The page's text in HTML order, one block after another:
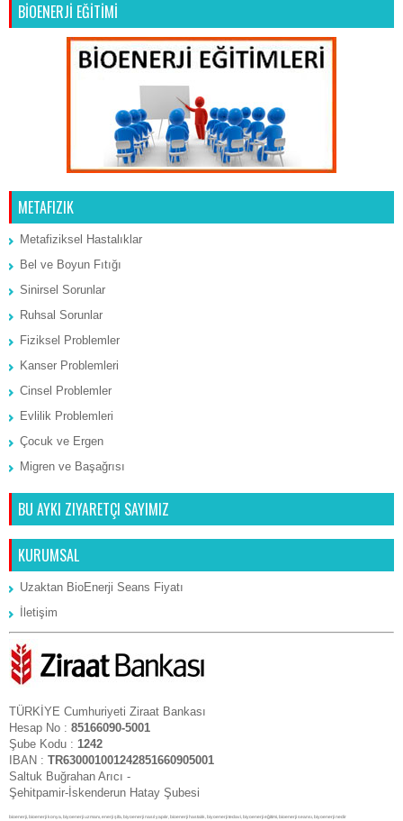
BİOENERJİ EĞİTİMİ
METAFIZIK
Metafiziksel Hastalıklar
Bel ve Boyun Fıtığı
Sinirsel Sorunlar
Ruhsal Sorunlar
Fiziksel Problemler
Kanser Problemleri
Cinsel Problemler
Evlilik Problemleri
Çocuk ve Ergen
Migren ve Başağrısı
BU AYKI ZIYARETÇI SAYIMIZ
KURUMSAL
Uzaktan BioEnerji Seans Fiyatı
İletişim
TÜRKİYE Cumhuriyeti Ziraat Bankası
Hesap No : 85166090-5001
Şube Kodu : 1242
IBAN : TR630001001242851660905001
Saltuk Buğrahan Arıcı -
Şehitpamir-İskenderun Hatay Şubesi
bioenerji, bioenerji konya, biyoenerji uzmanı, enerji şifa, biyoenerji nasıl yapılır, bioenerji hastalık, biyoenerji tedavi, biyoenerji eğitimi, bioenerji seansı, biyoenerji nedir